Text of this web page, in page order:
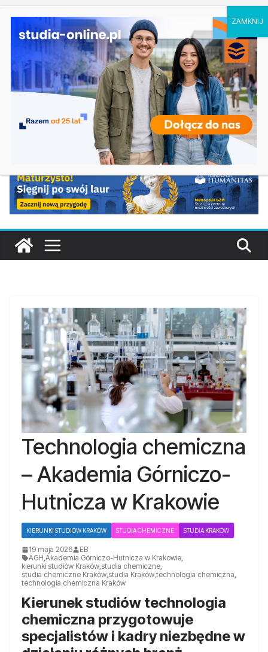
Ostatnie
wpisy:
Filologia słowiańska w Krakowie
Studia historyczne w Łodzi
Analityka biznesowa i Data Science – Collegium
Da Vinci w Poznaniu
Chemia w Opolu
Biologia w Rzeszowie
Technologia chemiczna
– Akademia Górniczo-
Hutnicza w Krakowie
KIERUNKI STUDIÓW KRAKÓW STUDIA CHEMICZNE STUDIA KRAKÓW
19 maja 2026
EB
AGH,Akademia Górniczo-Hutnicza w Krakowie,
kierunki studiów Kraków,studia chemiczne,
studia chemiczne Kraków,studia Kraków,technologia chemiczna,
technologia chemiczna Kraków
Kierunek studiów technologia
chemiczna przygotowuje
specjalistów i kadry niezbędne w